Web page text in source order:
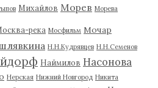
Михайлов Морев Морева
река Мосфильм Мочар
Н.Н.Кудрявцев Н.Н.Семенов
Наймилов Насонова
Нерская Нижний Новгород Никита